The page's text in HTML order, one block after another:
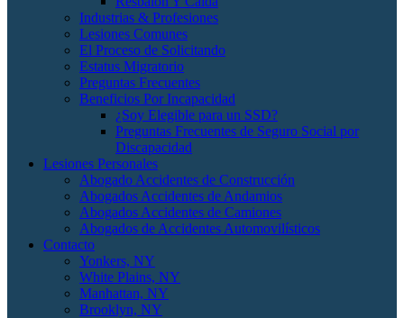
Industrias & Profesiones
Lesiones Comunes
El Proceso de Solicitando
Estatus Migratorio
Preguntas Frecuentes
Beneficios Por Incapacidad
¿Soy Elegible para un SSD?
Preguntas Frecuentes de Seguro Social por
Discapacidad
Lesiones Personales
Abogado Accidentes de Construcción
Abogados Accidentes de Andamios
Abogados Accidentes de Camiones
Abogados de Accidentes Automovilísticos
Contacto
Yonkers, NY
White Plains, NY
Manhattan, NY
Brooklyn, NY